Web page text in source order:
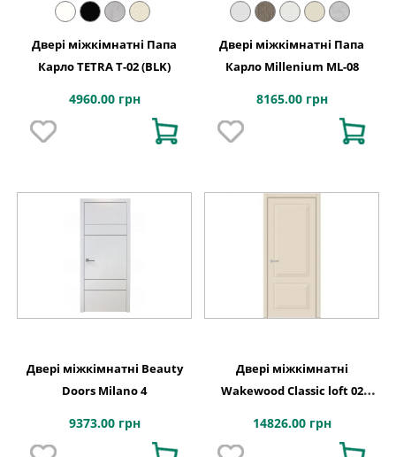
Двері міжкімнатні Папа
Карло TETRA Т-02 (BLK)
4960.00 грн
Двері міжкімнатні Папа
Карло Millenium ML-08
8165.00 грн
Двері міжкімнатні Beauty
Doors Milano 4
9373.00 грн
Двері міжкімнатні
Wakewood Classic loft 02
14826.00 грн